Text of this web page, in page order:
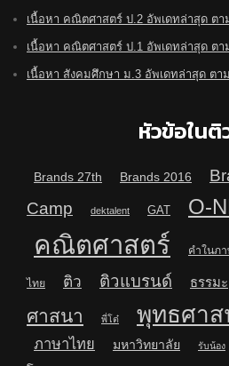
เนื้อหา คณิตศาสตร์ ป.2 อัพเดทล่าสุด ตา
เนื้อหา คณิตศาสตร์ ป.1 อัพเดทล่าสุด ตา
เนื้อหา สังคมศึกษา ม.3 อัพเดทล่าสุด ตา
หัวข้อในติ
Brands 27th Brands 2016
Camp
dektalent GAT O-
คณิตศาสตร์ คำในภ
ไทย ติว ติวแบรนด์ ธรรมะ
ศาสนา
พี่โต๋ พุทธศาส
ภาษาไทย มหาวิทยาลัย รับน้อง